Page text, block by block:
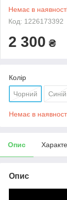
Немає в
Код: 1226173392
2 300 ₴
Колір
Чорний Синій
Немає в
Опис
Опис